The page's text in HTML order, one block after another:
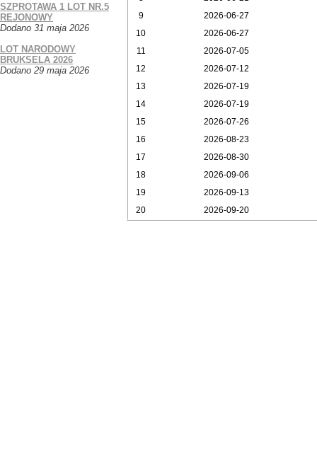
9
2026-06-27
10
2026-06-27
11
2026-07-05
12
2026-07-12
13
2026-07-19
14
2026-07-19
15
2026-07-26
16
2026-08-23
17
2026-08-30
18
2026-09-06
19
2026-09-13
20
2026-09-20
SZPROTAWA 1 LOT NR.5
REJONOWY
Dodano 31 maja 2026
LOT NARODOWY
BRUKSELA 2026
Dodano 29 maja 2026